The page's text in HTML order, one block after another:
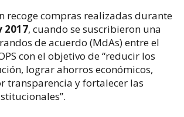
recoge compras realizadas durante
2017, cuando se suscribieron una
de acuerdo (MdAs) entre el
con el objetivo de “reducir los
lograr ahorros económicos,
transparencia y fortalecer las